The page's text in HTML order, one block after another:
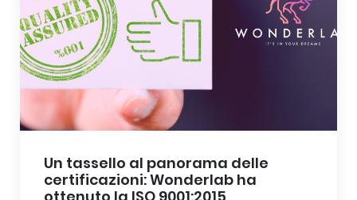
Un tassello al panorama delle
certificazioni: Wonderlab ha